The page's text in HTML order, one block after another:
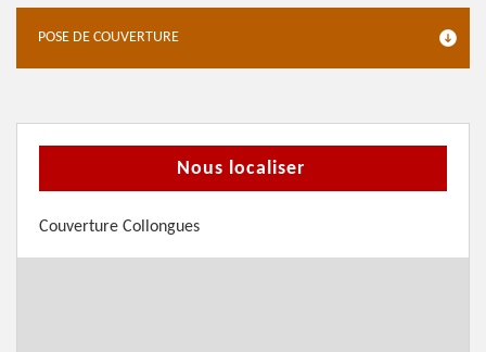
POSE DE COUVERTURE
Nous localiser
Couverture Collongues